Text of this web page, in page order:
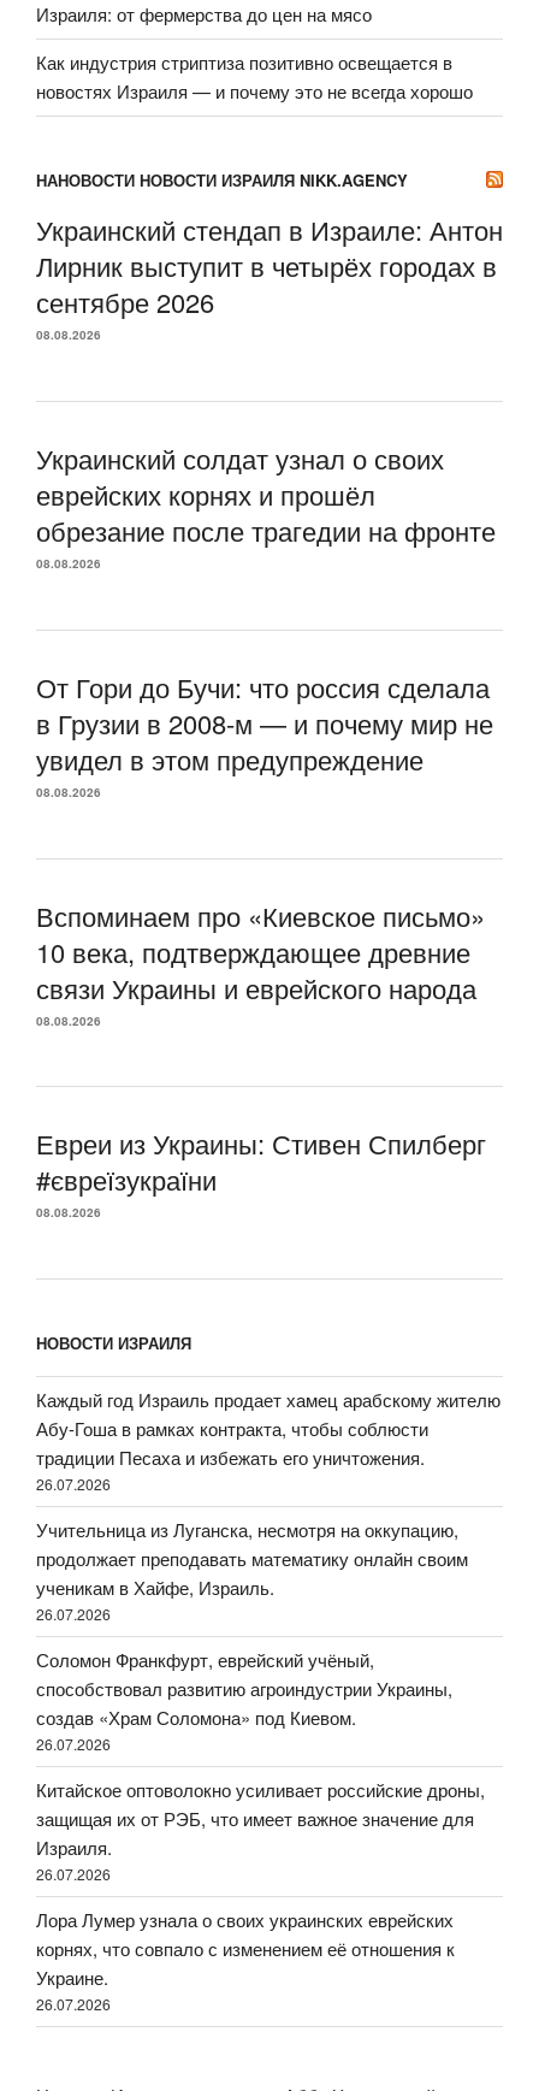
Израиля: от фермерства до цен на мясо
Как индустрия стриптиза позитивно освещается в
новостях Израиля — и почему это не всегда хорошо
НАНОВОСТИ НОВОСТИ ИЗРАИЛЯ NIKK.AGENCY
Украинский стендап в Израиле: Антон
Лирник выступит в четырёх городах в
сентябре 2026
08.08.2026
Украинский солдат узнал о своих
еврейских корнях и прошёл
обрезание после трагедии на фронте
08.08.2026
От Гори до Бучи: что россия сделала
в Грузии в 2008-м — и почему мир не
увидел в этом предупреждение
08.08.2026
Вспоминаем про «Киевское письмо»
10 века, подтверждающее древние
связи Украины и еврейского народа
08.08.2026
Евреи из Украины: Стивен Спилберг
#євреїзукраїни
08.08.2026
НОВОСТИ ИЗРАИЛЯ
Каждый год Израиль продает хамец арабскому жителю
Абу-Гоша в рамках контракта, чтобы соблюсти
традиции Песаха и избежать его уничтожения.
26.07.2026
Учительница из Луганска, несмотря на оккупацию,
продолжает преподавать математику онлайн своим
ученикам в Хайфе, Израиль.
26.07.2026
Соломон Франкфурт, еврейский учёный,
способствовал развитию агроиндустрии Украины,
создав «Храм Соломона» под Киевом.
26.07.2026
Китайское оптоволокно усиливает российские дроны,
защищая их от РЭБ, что имеет важное значение для
Израиля.
26.07.2026
Лора Лумер узнала о своих украинских еврейских
корнях, что совпало с изменением её отношения к
Украине.
26.07.2026